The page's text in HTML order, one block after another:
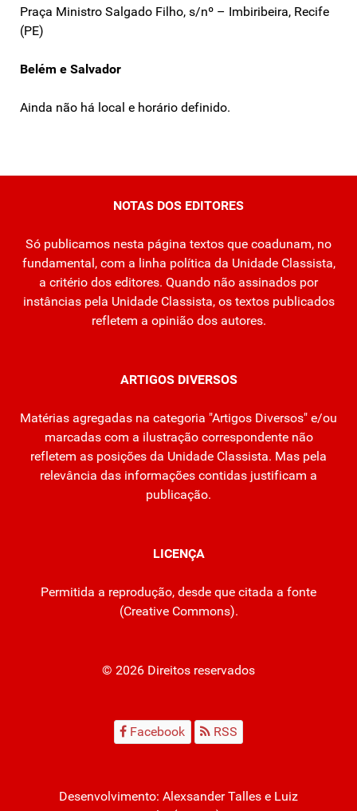
Praça Ministro Salgado Filho, s/nº – Imbiribeira, Recife
(PE)
Belém e Salvador
Ainda não há local e horário definido.
NOTAS DOS EDITORES
Só publicamos nesta página textos que coadunam, no
fundamental, com a linha política da Unidade Classista,
a critério dos editores. Quando não assinados por
instâncias pela Unidade Classista, os textos publicados
refletem a opinião dos autores.
ARTIGOS DIVERSOS
Matérias agregadas na categoria "Artigos Diversos" e/ou
marcadas com a ilustração correspondente não
refletem as posições da Unidade Classista. Mas pela
relevância das informações contidas justificam a
publicação.
LICENÇA
Permitida a reprodução, desde que citada a fonte
(Creative Commons).
© 2026 Direitos reservados
Facebook RSS
Desenvolvimento: Alexsander Talles e Luiz